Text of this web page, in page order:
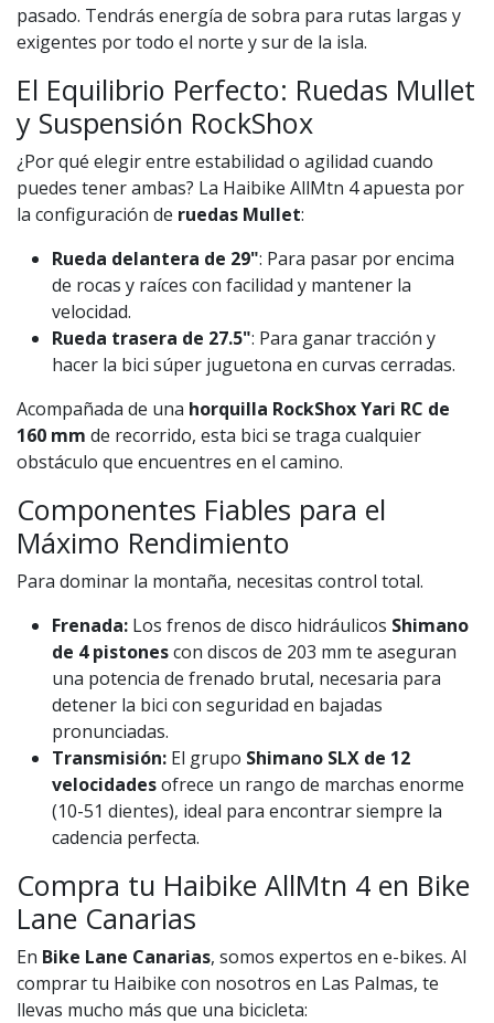
pasado. Tendrás energía de sobra para rutas largas y
exigentes por todo el norte y sur de la isla.
El Equilibrio Perfecto: Ruedas Mullet
y Suspensión RockShox
¿Por qué elegir entre estabilidad o agilidad cuando
puedes tener ambas? La Haibike AllMtn 4 apuesta por
la configuración de ruedas Mullet:
Rueda delantera de 29": Para pasar por encima
de rocas y raíces con facilidad y mantener la
velocidad.
Rueda trasera de 27.5": Para ganar tracción y
hacer la bici súper juguetona en curvas cerradas.
Acompañada de una horquilla RockShox Yari RC de
160 mm de recorrido, esta bici se traga cualquier
obstáculo que encuentres en el camino.
Componentes Fiables para el
Máximo Rendimiento
Para dominar la montaña, necesitas control total.
Frenada: Los frenos de disco hidráulicos Shimano
de 4 pistonescon discos de 203 mm te aseguran
una potencia de frenado brutal, necesaria para
detener la bici con seguridad en bajadas
pronunciadas.
Transmisión: El grupo Shimano SLX de 12
velocidadesofrece un rango de marchas enorme
(10-51 dientes), ideal para encontrar siempre la
cadencia perfecta.
Compra tu Haibike AllMtn 4 en Bike
Lane Canarias
En Bike Lane Canarias, somos expertos en e-bikes. Al
comprar tu Haibike con nosotros en Las Palmas, te
llevas mucho más que una bicicleta: